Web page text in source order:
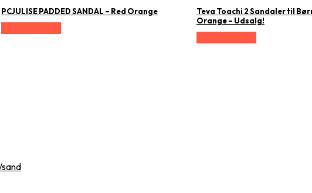
PCJULISE PADDED SANDAL – Red Orange
Teva Toachi 2 Sandaler til
Orange – Udsalg!